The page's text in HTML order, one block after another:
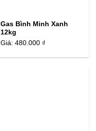
Gas Bình Minh Xanh
12kg
Giá:480.000 ₫